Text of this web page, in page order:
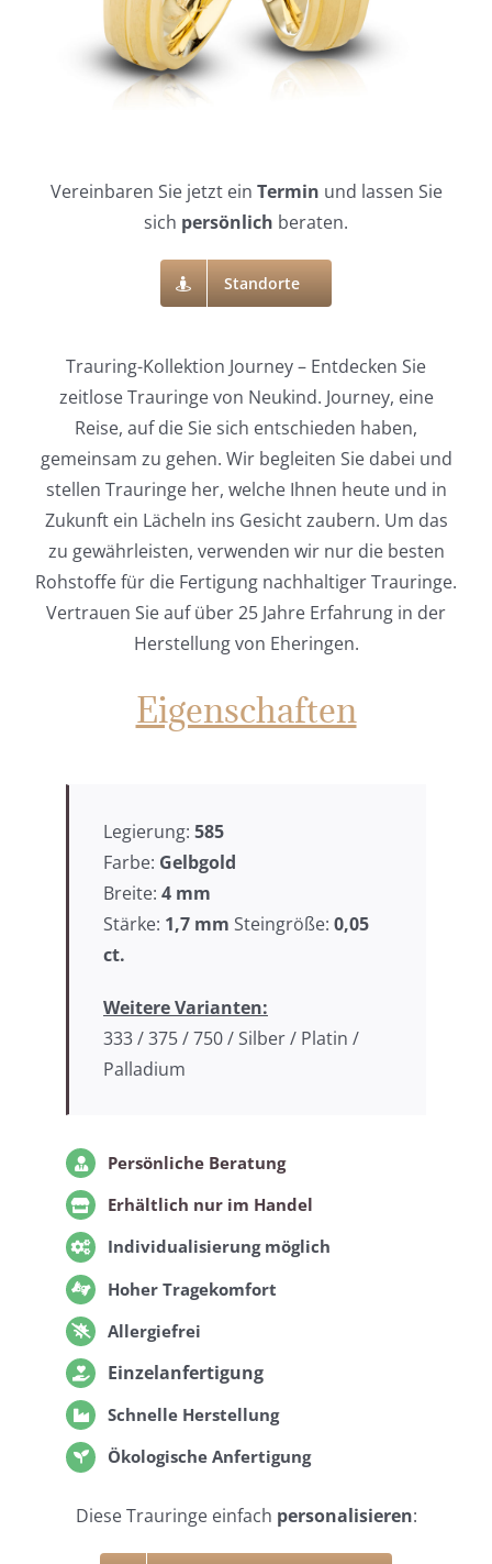
Vereinbaren Sie jetzt ein Termin und lassen Sie
sich persönlich beraten.
Standorte
Trauring-Kollektion Journey – Entdecken Sie
zeitlose Trauringe von Neukind. Journey, eine
Reise, auf die Sie sich entschieden haben,
gemeinsam zu gehen. Wir begleiten Sie dabei und
stellen Trauringe her, welche Ihnen heute und in
Zukunft ein Lächeln ins Gesicht zaubern. Um das
zu gewährleisten, verwenden wir nur die besten
Rohstoffe für die Fertigung nachhaltiger Trauringe.
Vertrauen Sie auf über 25 Jahre Erfahrung in der
Herstellung von Eheringen.
Eigenschaften
Legierung: 585
Farbe: Gelbgold
Breite: 4mm
Stärke: 1,7 mm Steingröße: 0,05
ct.
Weitere Varianten:
333 / 375 / 750 / Silber / Platin /
Palladium
Persönliche Beratung
Erhältlich nur im Handel
Individualisierung möglich
Hoher Tragekomfort
Allergiefrei
Einzelanfertigung
Schnelle Herstellung
Ökologische Anfertigung
Diese Trauringe einfach personalisieren: